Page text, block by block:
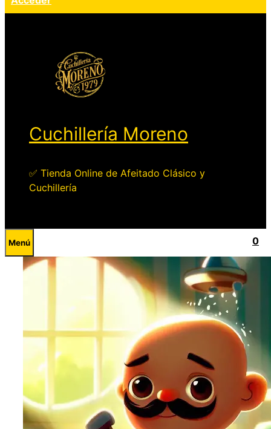
Cuchillería Moreno
✅ Tienda Online de Afeitado Clásico y
Cuchillería
0
Menú